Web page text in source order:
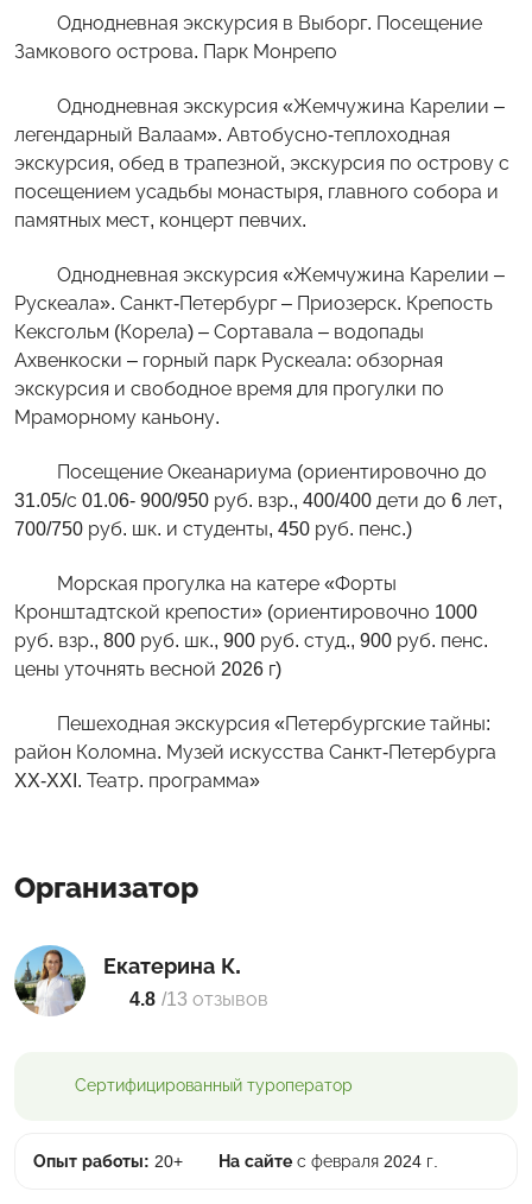
Однодневная экскурсия в Выборг. Посещение
Замкового острова. Парк Монрепо
Однодневная экскурсия «Жемчужина Карелии –
легендарный Валаам». Автобусно-теплоходная
экскурсия, обед в трапезной, экскурсия по острову с
посещением усадьбы монастыря, главного собора и
памятных мест, концерт певчих.
Однодневная экскурсия «Жемчужина Карелии –
Рускеала». Санкт-Петербург – Приозерск. Крепость
Кексгольм (Корела) – Сортавала – водопады
Ахвенкоски – горный парк Рускеала: обзорная
экскурсия и свободное время для прогулки по
Мраморному каньону.
Посещение Океанариума (ориентировочно до
31.05/с 01.06- 900/950 руб. взр., 400/400 дети до 6 лет,
700/750 руб. шк. и студенты, 450 руб. пенс.)
Морская прогулка на катере «Форты
Кронштадтской крепости» (ориентировочно 1000
руб. взр., 800 руб. шк., 900 руб. студ., 900 руб. пенс.
цены уточнять весной 2026 г)
Пешеходная экскурсия «Петербургские тайны:
район Коломна. Музей искусства Санкт-Петербурга
XX-XXI. Театр. программа»
Организатор
Екатерина К.
4.8 /13 отзывов
Сертифицированный туроператор
Опыт работы: 20+ На сайте с февраля 2024 г.